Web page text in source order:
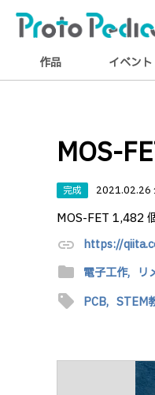
作品 イベント
MOS-
完成 2021.02.26
MOS-FET 1,482
link https://
folder 電子工作, リ
sell PCB, STEM